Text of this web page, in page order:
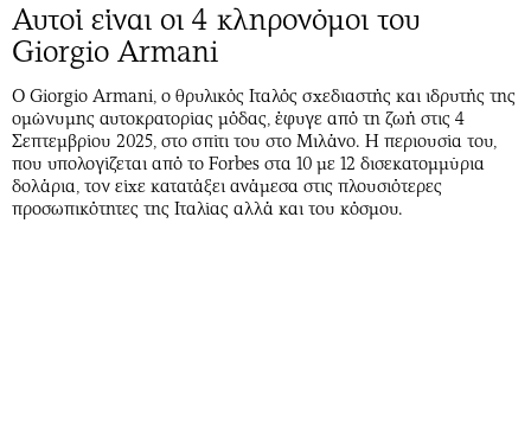
Αυτοί είναι οι 4 κληρονόμοι του
Giorgio Armani
Ο Giorgio Armani, ο θρυλικός Ιταλός σχεδιαστής και ιδρυτής της
ομώνυμης αυτοκρατορίας μόδας, έφυγε από τη ζωή στις 4
Σεπτεμβρίου 2025, στο σπίτι του στο Μιλάνο. Η περιουσία του,
που υπολογίζεται από το Forbes στα 10 με 12 δισεκατομμύρια
δολάρια, τον είχε κατατάξει ανάμεσα στις πλουσιότερες
προσωπικότητες της Ιταλίας αλλά και του κόσμου.